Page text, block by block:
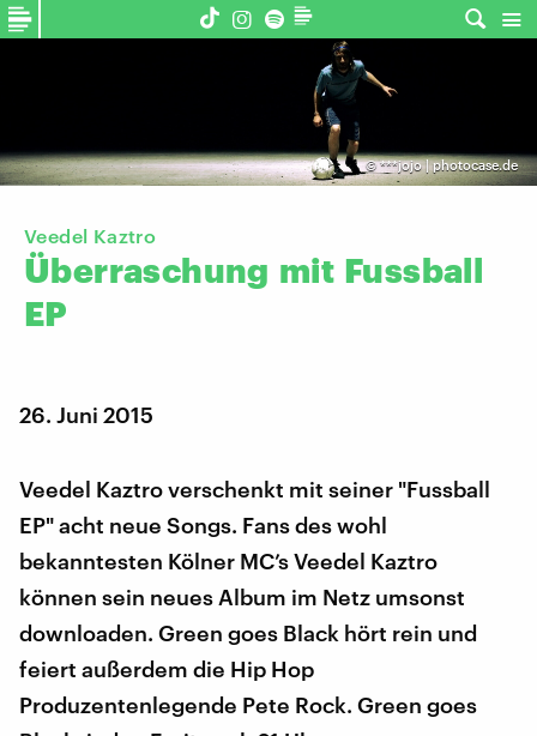
©***jojo | photocase.de
Veedel Kaztro
Überraschung mit Fussball
EP
26. Juni 2015
Veedel Kaztro verschenkt mit seiner "Fussball
EP" acht neue Songs. Fans des wohl
bekanntesten Kölner MC’s Veedel Kaztro
können sein neues Album im Netz umsonst
downloaden. Green goes Black hört rein und
feiert außerdem die Hip Hop
Produzentenlegende Pete Rock. Green goes